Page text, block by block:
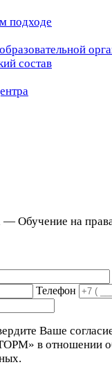
подходе
состав
— Обучение на
Телефон
Ваше
в отношении